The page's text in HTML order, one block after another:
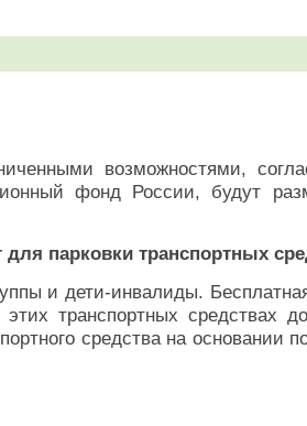
возможностями,
фонд России, будут
парковки транспортных
и дети-инвалиды.
транспортных средствах
средства на основании